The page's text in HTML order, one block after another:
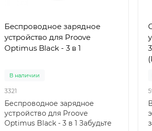
Беспроводное зарядное
устройство для Proove
Optimus Black - 3 в 1
В наличии
3321
Беспроводное зарядное
устройство для Proove
Optimus Black - 3 в 1 Забудьте